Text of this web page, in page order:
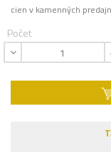
cien v kamenných
Počet